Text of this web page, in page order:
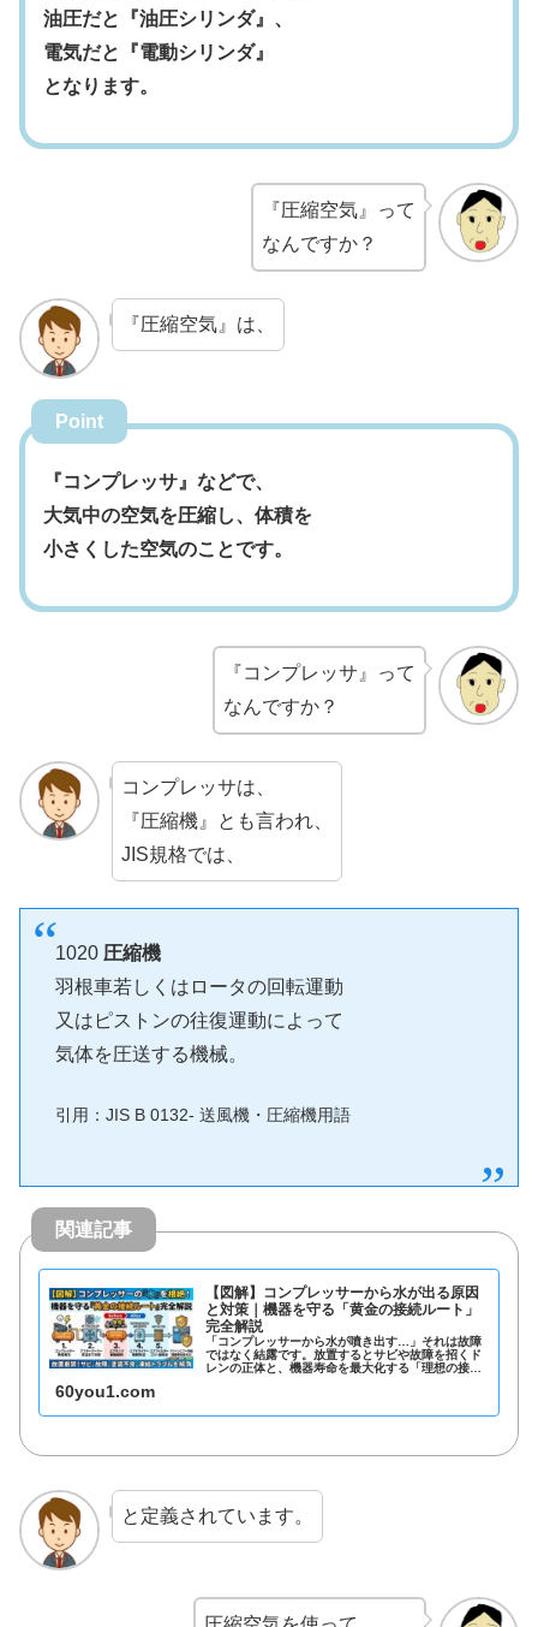
油圧だと『油圧シリンダ』、
電気だと『電動シリンダ』
となります。
『圧縮空気』って
なんですか？
『圧縮空気』は、
Point
『コンプレッサ』などで、
大気中の空気を圧縮し、体積を
小さくした空気のことです。
『コンプレッサ』って
なんですか？
コンプレッサは、
『圧縮機』とも言われ、
JIS規格では、
1020 圧縮機
羽根車若しくはロータの回転運動
又はピストンの往復運動によって
気体を圧送する機械。
引用：JIS B 0132- 送風機・圧縮機用語
関連記事
【図解】コンプレッサーから水が出る原因
と対策｜機器を守る「黄金の接続ルート」
完全解説
「コンプレッサーから水が噴き出す…」それは故障
ではなく結露です。放置するとサビや故障を招くド
レンの正体と、機器寿命を最大化する「理想の接続
60you1.com
と定義されています。